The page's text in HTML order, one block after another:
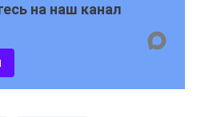
на наш канал